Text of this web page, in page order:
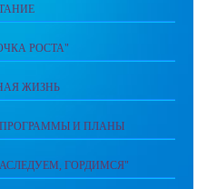
РОСТА"
ЖИЗНЬ
ПРОГРАММЫ И ПЛАНЫ
ГОРДИМСЯ"